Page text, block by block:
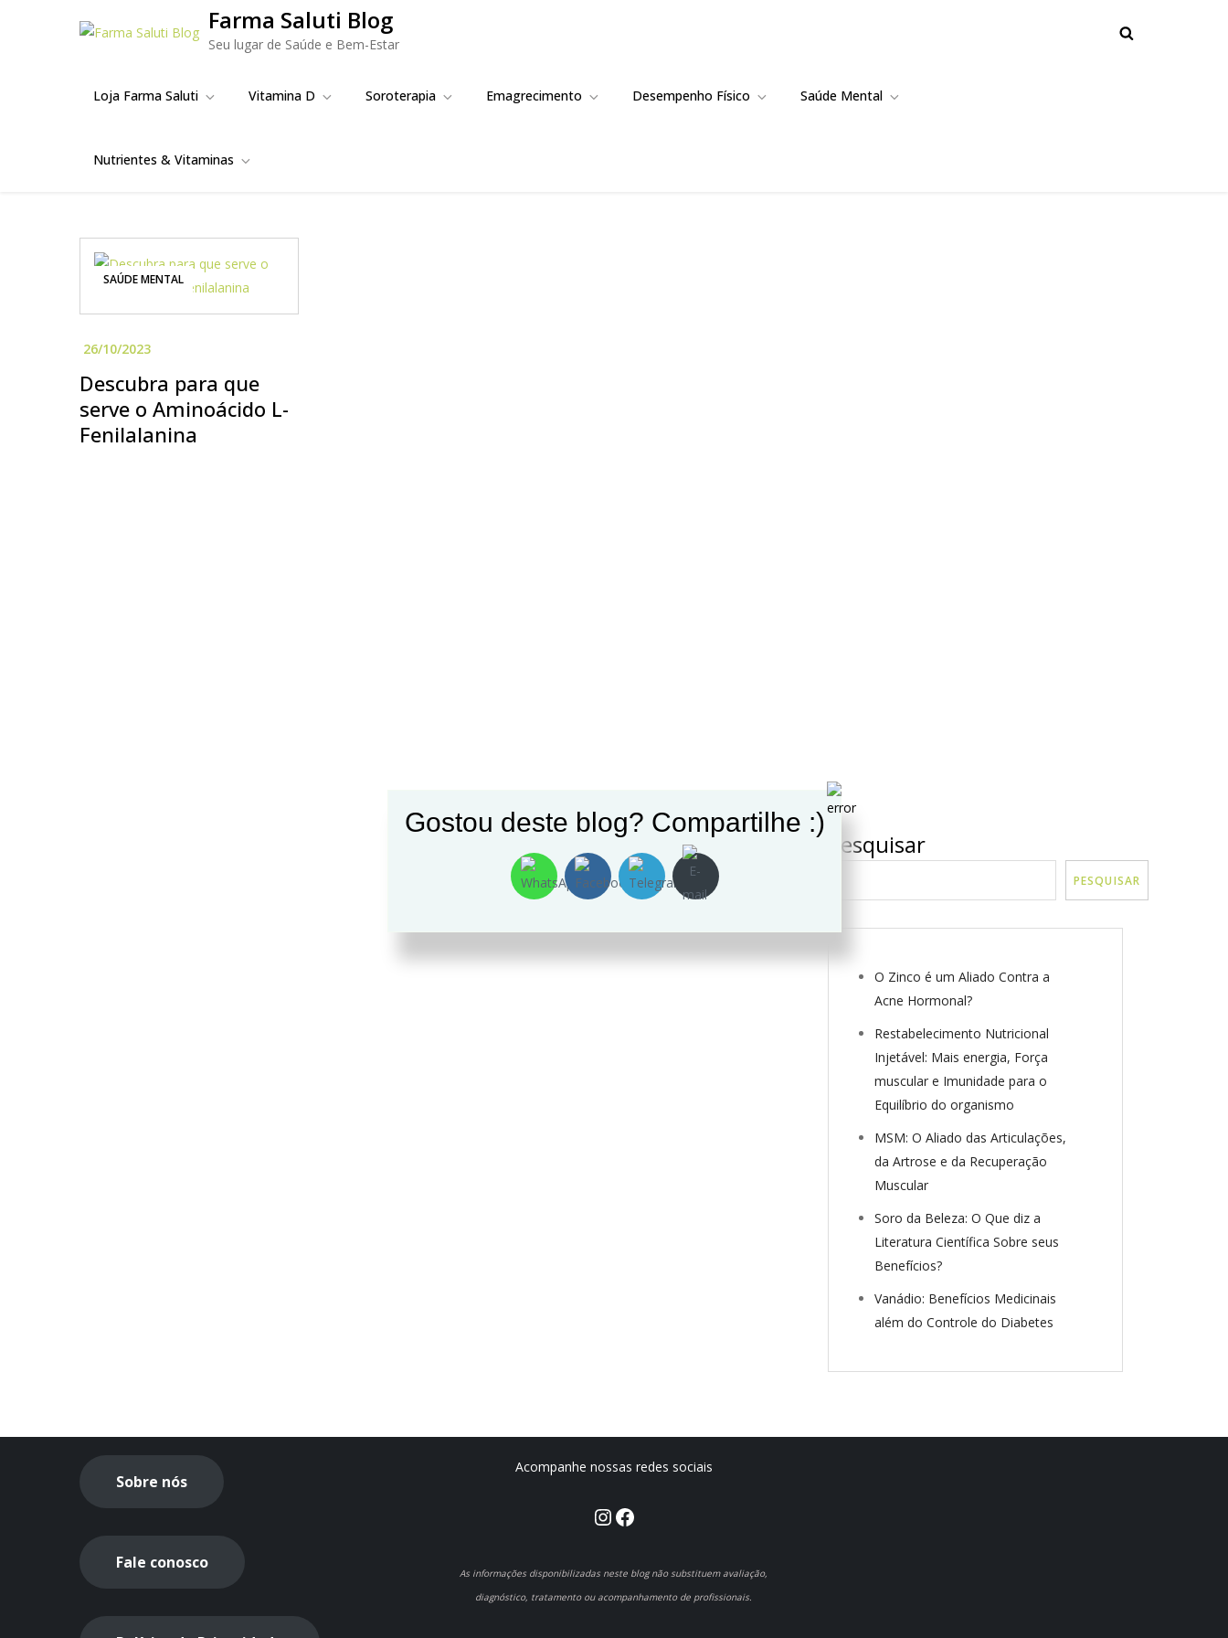
Farma Saluti Blog
Seu lugar de Saúde e Bem-Estar
Loja Farma Saluti Vitamina D Soroterapia Emagrecimento Desempenho Físico Saúde Mental
Nutrientes & Vitaminas
SAÚDE MENTAL
Descubra para que
serve o Aminoácido L-
Fenilalanina
Pesquisar
PESQUISAR
O Zinco é um Aliado Contra a
Acne Hormonal?
Restabelecimento Nutricional
Injetável: Mais energia, Força
muscular e Imunidade para o
Equilíbrio do organismo
MSM: O Aliado das Articulações,
da Artrose e da Recuperação
Muscular
Soro da Beleza: O Que diz a
Literatura Científica Sobre seus
Benefícios?
Vanádio: Benefícios Medicinais
além do Controle do Diabetes
Sobre nós
Fale conosco
Acompanhe nossas redes sociais
Instagram
Facebook
As informações disponibilizadas neste blog não substituem avaliação,
diagnóstico, tratamento ou acompanhamento de profissionais.
Gostou deste blog? Compartilhe :)